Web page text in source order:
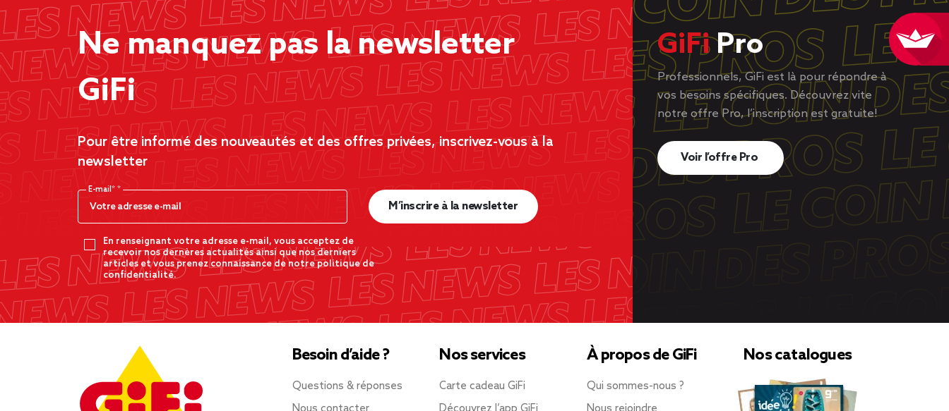
Ne manquez pas la newsletter
GiFi
Pour être informé des nouveautés et des offres privées, inscrivez-vous à la
newsletter
E-mail*
En renseignant votre adresse e-mail, vous acceptez de
recevoir nos dernères actualités ainsi que nos derniers
articles et vous prenez connaissance de notre politique de
confidentialité.
M’inscrire à la newsletter
GiFiPro
Professionnels, GiFi est là pour répondre à
vos besoins spécifiques. Découvrez vite
notre offre Pro, l’inscription est gratuite!
Voir l’offre Pro
Besoin d’aide ?
Questions & réponses
Nos services
Carte cadeau GiFi
À propos de GiFi
Qui sommes-nous ?
Nos catalogues